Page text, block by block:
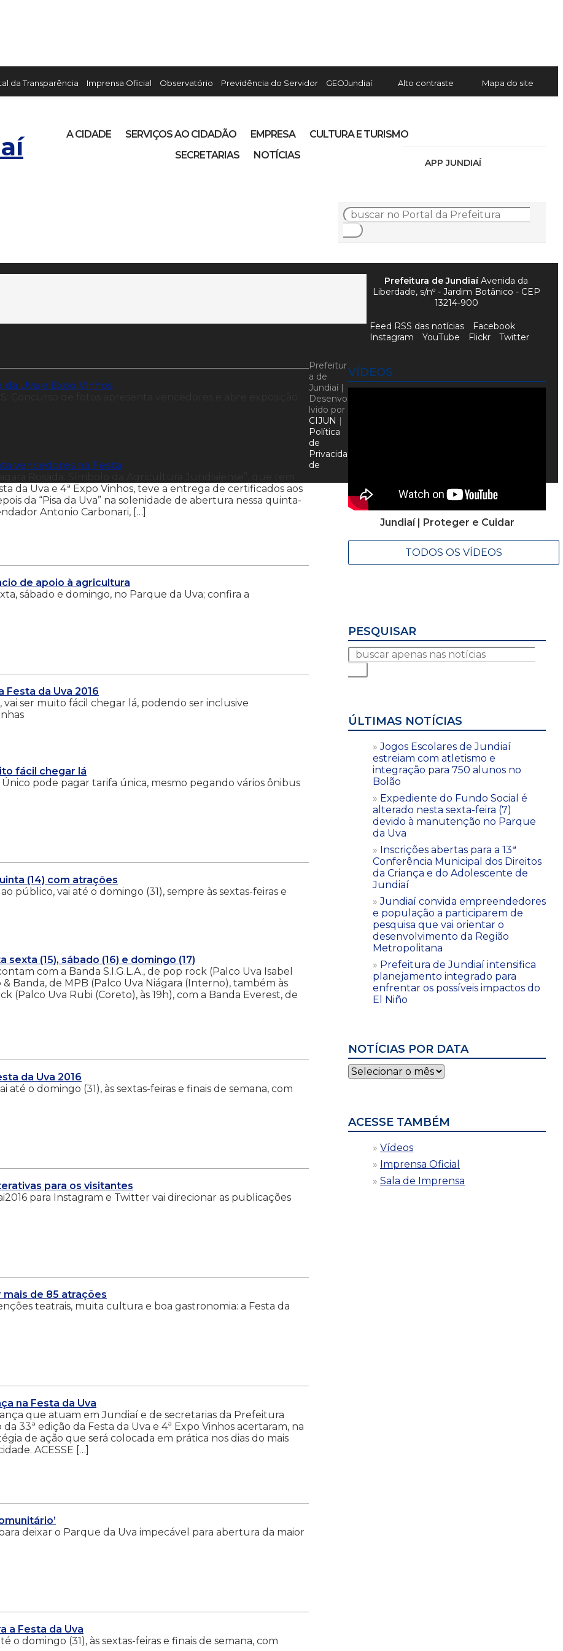
da Transparência Imprensa Oficial Observatório Previdência do Servidor GEOJundiaí Alto contraste Mapa do site
APP JUNDIAÍ
A CIDADE SERVIÇOS AO CIDADÃO EMPRESA
CULTURA E TURISMO
SECRETARIAS
NOTÍCIAS
Uva e Expo Vinhos
vencedores na Festa
da Uva e 4ª Expo Vinhos, teve a entrega de certificados aos
da “Pisa da Uva” na solenidade de abertura nessa quinta-
Antonio Carbonari, […]
de apoio à agricultura
sábado e domingo, no Parque da Uva; confira a
da Uva 2016
vai ser muito fácil chegar lá, podendo ser inclusive
fácil chegar lá
pode pagar tarifa única, mesmo pegando vários ônibus
(14) com atrações
público, vai até o domingo (31), sempre às sextas-feiras e
(15), sábado (16) e domingo (17)
com a Banda S.I.G.L.A., de pop rock (Palco Uva Isabel
Banda, de MPB (Palco Uva Niágara (Interno), também às
(Palco Uva Rubi (Coreto), às 19h), com a Banda Everest, de
da Uva 2016
até o domingo (31), às sextas-feiras e finais de semana, com
para os visitantes
para Instagram e Twitter vai direcionar as publicações
mais de 85 atrações
teatrais, muita cultura e boa gastronomia: a Festa da
na Festa da Uva
que atuam em Jundiaí e de secretarias da Prefeitura
33ª edição da Festa da Uva e 4ª Expo Vinhos acertaram, na
de ação que será colocada em prática nos dias do mais
ACESSE […]
deixar o Parque da Uva impecável para abertura da maior
a Festa da Uva
o domingo (31), às sextas-feiras e finais de semana, com
VÍDEOS
Jundiaí | Proteger e Cuidar
TODOS OS VÍDEOS
PESQUISAR
ÚLTIMAS NOTÍCIAS
Jogos Escolares de Jundiaí
estreiam com atletismo e
integração para 750 alunos no
Bolão
Expediente do Fundo Social é
alterado nesta sexta-feira (7)
devido à manutenção no Parque
da Uva
Inscrições abertas para a 13ª
Conferência Municipal dos Direitos
da Criança e do Adolescente de
Jundiaí
Jundiaí convida empreendedores
e população a participarem de
pesquisa que vai orientar o
desenvolvimento da Região
Metropolitana
Prefeitura de Jundiaí intensifica
planejamento integrado para
enfrentar os possíveis impactos do
El Niño
NOTÍCIAS POR DATA
Notícias
por
ACESSE TAMBÉM
Vídeos
Imprensa Oficial
Sala de Imprensa
Prefeitura de JundiaíAvenida da
Liberdade, s/nº - Jardim Botânico - CEP
13214-900
Feed RSS das notícias
Facebook
Instagram
YouTube Flickr Twitter
Prefeitur
a de
Jundiaí |
Desenvo
lvido por
CIJUN |
Política
de
Privacida
de